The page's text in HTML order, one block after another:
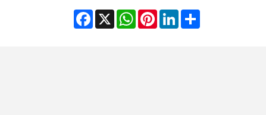
Facebook
X WhatsAppPinterestLinkedIn